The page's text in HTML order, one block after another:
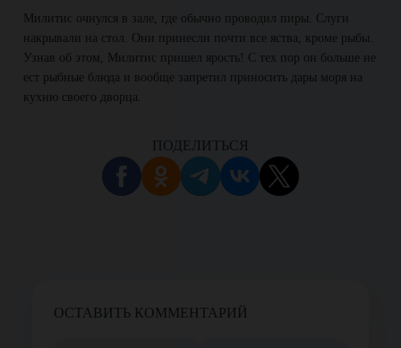
Милитис очнулся в зале, где обычно проводил пиры. Слуги
накрывали на стол. Они принесли почти все яства, кроме рыбы.
Узнав об этом, Милитис пришел ярость! С тех пор он больше не
ест рыбные блюда и вообще запретил приносить дары моря на
кухню своего дворца.
ПОДЕЛИТЬСЯ
ОСТАВИТЬ КОММЕНТАРИЙ